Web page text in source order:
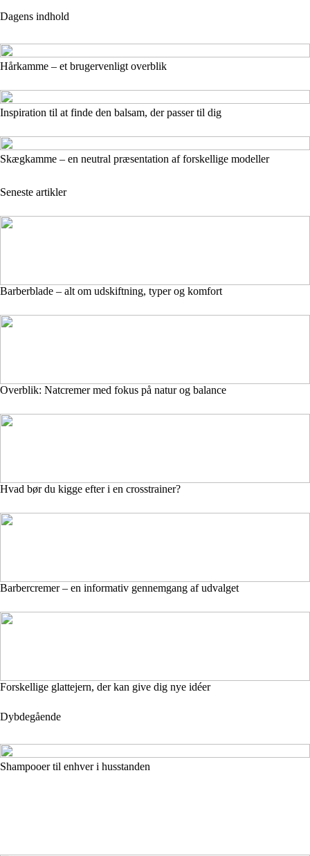
Dagens indhold
Hårkamme – et brugervenligt overblik
Inspiration til at finde den balsam, der passer til dig
Skægkamme – en neutral præsentation af forskellige modeller
Seneste artikler
Barberblade – alt om udskiftning, typer og komfort
Overblik: Natcremer med fokus på natur og balance
Hvad bør du kigge efter i en crosstrainer?
Barbercremer – en informativ gennemgang af udvalget
Forskellige glattejern, der kan give dig nye idéer
Dybdegående
Shampooer til enhver i husstanden